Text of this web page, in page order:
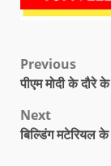
Previous
पीएम मोदी के
Next
बिल्डिंग मटेरियल के